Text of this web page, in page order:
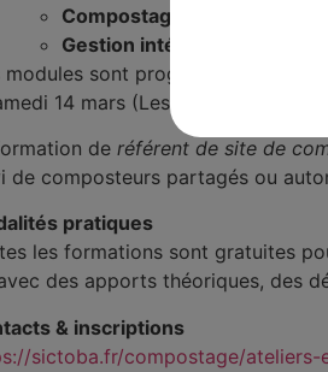
Compostage autonome en
Gestion intégrée des
modules sont programmés en
14 mars (Les Vans), Samedi
de référent de site de
de composteurs partagés ou
pratiques
les formations sont gratuites
des apports théoriques, des
& inscriptions
sictoba.fr/compostage/